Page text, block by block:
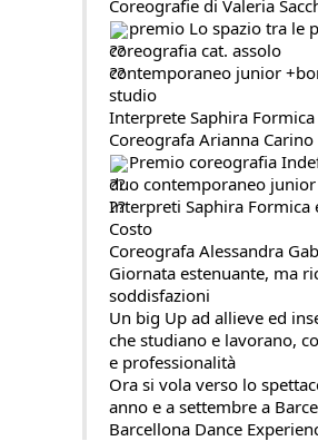
Coreografie di Valeria
premio Lo spazio tra le
coreografia cat. assolo
contemporaneo junior
studio
Interprete Saphira Formica
Coreografa Arianna Carino
Premio coreografia
duo contemporaneo junior
Interpreti Saphira Formica
Costo
Coreografa Alessandra
Giornata estenuante, ma
soddisfazioni
Un big Up ad allieve ed
che studiano e lavorano,
e professionalità
Ora si vola verso lo
anno e a settembre a
Barcellona Dance